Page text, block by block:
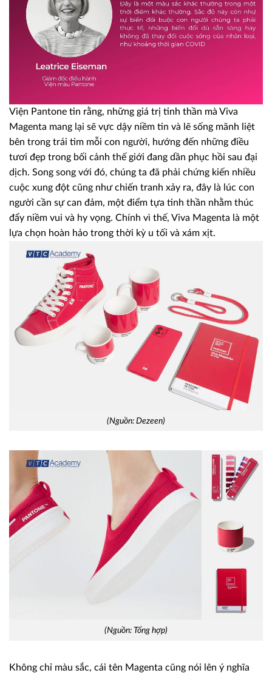
Viện Pantone tin rằng, những giá trị tinh thần mà Viva
Magenta mang lại sẽ vực dậy niềm tin và lẽ sống mãnh liệt
bên trong trái tim mỗi con người, hướng đến những điều
tươi đẹp trong bối cảnh thế giới đang dần phục hồi sau đại
dịch. Song song với đó, chúng ta đã phải chứng kiến nhiều
cuộc xung đột cũng như chiến tranh xảy ra, đây là lúc con
người cần sự can đảm, một điểm tựa tinh thần nhằm thúc
đẩy niềm vui và hy vọng. Chính vì thế, Viva Magenta là một
lựa chọn hoàn hảo trong thời kỳ u tối và xám xịt.
(Nguồn: Dezeen)
(Nguồn: Tổng hợp)
Không chỉ màu sắc, cái tên Magenta cũng nói lên ý nghĩa